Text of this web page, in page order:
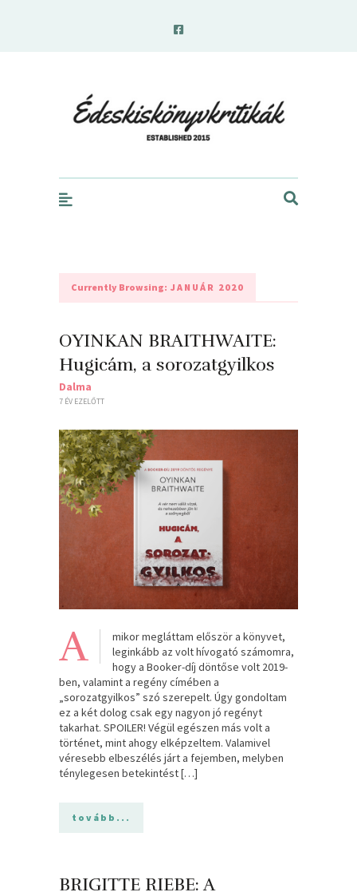
Currently Browsing: JANUÁR 2020
OYINKAN BRAITHWAITE:
Hugicám, ​a sorozatgyilkos
Dalma
7 ÉV EZELŐTT
A
mikor megláttam először a könyvet,
leginkább az volt hívogató számomra,
hogy a Booker-díj döntőse volt 2019-
ben, valamint a regény címében a
„sorozatgyilkos” szó szerepelt. Úgy gondoltam
ez a két dolog csak egy nagyon jó regényt
takarhat. SPOILER! Végül egészen más volt a
történet, mint ahogy elképzeltem. Valamivel
véresebb elbeszélés járt a fejemben, melyben
ténylegesen betekintést […]
tovább...
BRIGITTE RIEBE: A